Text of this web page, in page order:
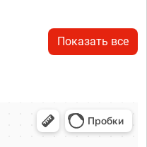
Показать все